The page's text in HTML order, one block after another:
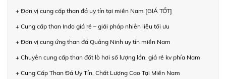
+ Đơn vị cung cấp than đá uy tín tại miền Nam [GIÁ TỐT]
+ Cung cấp than Indo giá rẻ – giải pháp nhiên liệu tối ưu
+ Đơn vị cung ứng than đá Quảng Ninh uy tín miền Nam
+ Chuyên cung cấp than đốt lò hơi số lượng lớn, giá rẻ kv phía Nam
+ Cung Cấp Than Đá Uy Tín, Chất Lượng Cao Tại Miền Nam